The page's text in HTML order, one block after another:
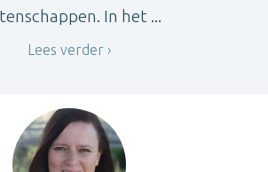
In het ...
Lees verder